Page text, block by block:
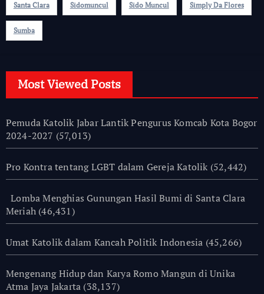
Santa Clara Sidomuncul Sido Muncul Simply Da Flores
Sumba
Most Viewed Posts
Pemuda Katolik Jabar Lantik Pengurus Komcab Kota Bogor
2024-2027 (57,013)
Pro Kontra tentang LGBT dalam Gereja Katolik (52,442)
Lomba Menghias Gunungan Hasil Bumi di Santa Clara
Meriah (46,431)
Umat Katolik dalam Kancah Politik Indonesia (45,266)
Mengenang Hidup dan Karya Romo Mangun di Unika
Atma Jaya Jakarta (38,137)